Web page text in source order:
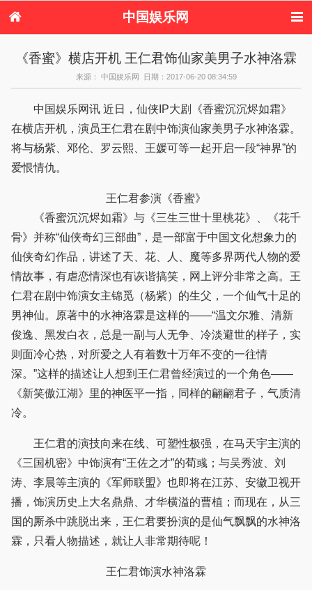
中国娱乐网
港台娱乐
日本娱乐 韩国娱乐
欧美娱乐
音乐新闻 影视新闻
内地明星八卦
港台明星八卦
八卦
欧美明星八卦
《香蜜》横店开机 王仁君饰仙家美男子水神洛霖
来源： 中国娱乐网 日期：2017-06-20 08:34:59
中国娱乐网讯 近日，仙侠IP大剧《香蜜沉沉烬如霜》
在横店开机，演员王仁君在剧中饰演仙家美男子水神洛霖。
将与杨紫、邓伦、罗云熙、王媛可等一起开启一段“神界”的
爱恨情仇。
王仁君参演《香蜜》
《香蜜沉沉烬如霜》与《三生三世十里桃花》、《花千
骨》并称“仙侠奇幻三部曲”，是一部富于中国文化想象力的
仙侠奇幻作品，讲述了天、花、人、魔等多界两代人物的爱
情故事，有虐恋情深也有诙谐搞笑，网上评分非常之高。王
仁君在剧中饰演女主锦觅（杨紫）的生父，一个仙气十足的
男神仙。原著中的水神洛霖是这样的——“温文尔雅、清新
俊逸、黑发白衣，总是一副与人无争、冷淡避世的样子，实
则面冷心热，对所爱之人有着数十万年不变的一往情
深。”这样的描述让人想到王仁君曾经演过的一个角色——
《新笑傲江湖》里的神医平一指，同样的翩翩君子，气质清
冷。
王仁君的演技向来在线、可塑性极强，在马天宇主演的
《三国机密》中饰演有“王佐之才”的荀彧；与吴秀波、刘
涛、李晨等主演的《军师联盟》也即将在江苏、安徽卫视开
播，饰演历史上大名鼎鼎、才华横溢的曹植；而现在，从三
国的厮杀中跳脱出来，王仁君要扮演的是仙气飘飘的水神洛
霖，只看人物描述，就让人非常期待呢！
王仁君饰演水神洛霖